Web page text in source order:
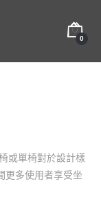
0
或單椅對於設計樣
更多使用者享受坐